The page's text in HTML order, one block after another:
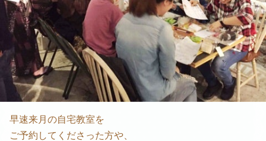
早速来月の自宅教室を
ご予約してくださった方や、